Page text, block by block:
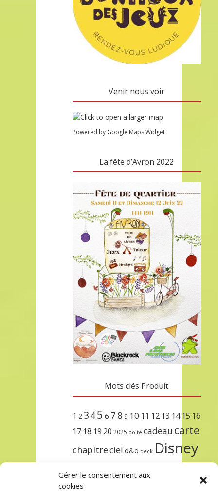
Gérer le consentement aux
cookies
Venir nous voir
Powered by Google Maps Widget
La fête d’Avron 2022
Mots clés Produit
1 2 3 45 6 7 8 9 10 11 12 13 14 15 16
17 18 19 20 2025 boite cadeau carte
chapitreciel d&d deck Disney
lorcana